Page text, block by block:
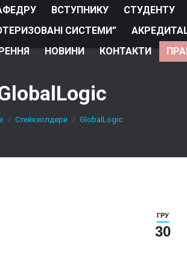
ВСТУПНИКУ
СТУДЕНТУ
СИСТЕМИ”
НОВИНИ КОНТАКТИ
Стейкхолдери GlobalLogic
ГРУ
30